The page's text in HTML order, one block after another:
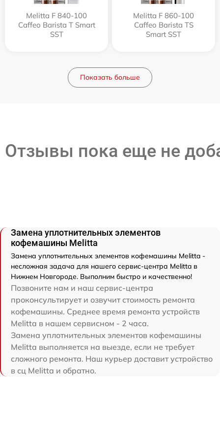
Melitta F 840-100
Caffeo Barista T Smart
SST
Melitta F 860-100
Caffeo Barista TS
Smart SST
Показать больше
Отзывы пока еще не
Замена уплотнительных элементов
кофемашины Melitta
Замена уплотнительных элементов кофемашины Melitta -
несложная задача для нашего сервис-центра Melitta в
Нижнем Новгороде. Выполним быстро и качественно!
Позвоните нам и наш сервис-центра
проконсультирует и озвучит стоимость ремонта
кофемашины. Среднее время ремонта устройств
Melitta в нашем сервисном - 2 часа.
Замена уплотнительных элементов кофемашины
Melitta выполняется на выезде, если не требует
сложного ремонта. Наш курьер доставит устройство
в сц Melitta и обратно.